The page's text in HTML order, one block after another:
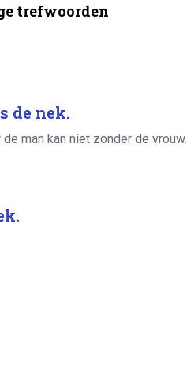
trefwoorden
de nek.
man kan niet zonder de vrouw.